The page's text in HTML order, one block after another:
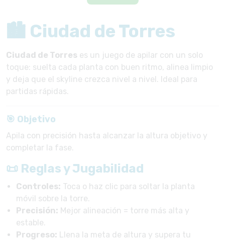
🏙️ Ciudad de Torres
Ciudad de Torres es un juego de apilar con un solo
toque: suelta cada planta con buen ritmo, alinea limpio
y deja que el skyline crezca nivel a nivel. Ideal para
partidas rápidas.
🎯 Objetivo
Apila con precisión hasta alcanzar la altura objetivo y
completar la fase.
📜 Reglas y Jugabilidad
Controles: Toca o haz clic para soltar la planta
móvil sobre la torre.
Precisión: Mejor alineación = torre más alta y
estable.
Progreso: Llena la meta de altura y supera tu